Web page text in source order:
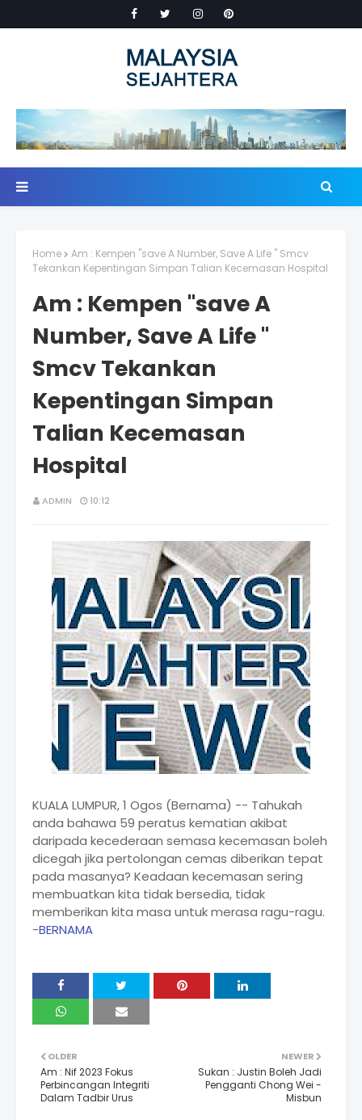
Home
Am : Kempen "save A Number, Save A Life " Smcv
Tekankan Kepentingan Simpan Talian Kecemasan Hospital
Am : Kempen "save A
Number, Save A Life "
Smcv Tekankan
Kepentingan Simpan
Talian Kecemasan
Hospital
ADMIN 10:12
KUALA LUMPUR, 1 Ogos (Bernama) -- Tahukah
anda bahawa 59 peratus kematian akibat
daripada kecederaan semasa kecemasan boleh
dicegah jika pertolongan cemas diberikan tepat
pada masanya? Keadaan kecemasan sering
membuatkan kita tidak bersedia, tidak
memberikan kita masa untuk merasa ragu-ragu.
-BERNAMA
NEWER
Sukan : Justin Boleh Jadi
Pengganti Chong Wei -
Misbun
OLDER
Am : Nif 2023 Fokus
Perbincangan Integriti
Dalam Tadbir Urus